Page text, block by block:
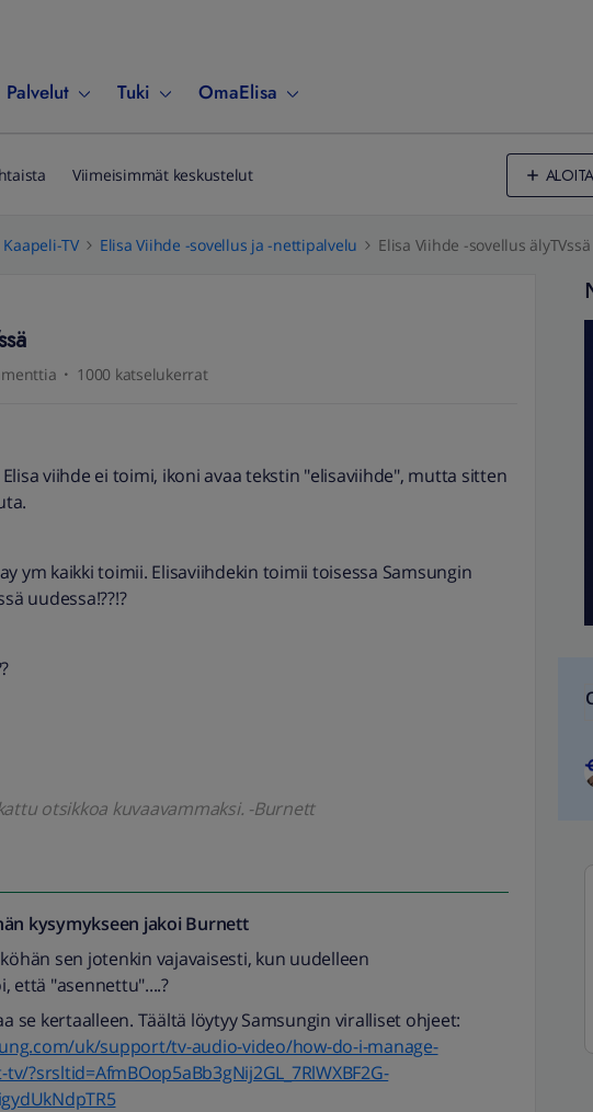
Palvelut Tuki OmaElisa
Viimeisimmät keskustelut
TV Elisa Viihde -sovellus ja -nettipalvelu Elisa Viihde -sovellus älyTVssä
1000 katselukerrat
viihde ei toimi, ikoni avaa tekstin "elisaviihde", mutta sitten
ym kaikki toimii. Elisaviihdekin toimii toisessa Samsungin
uudessa!??!?
otsikkoa kuvaavammaksi. -Burnett
kysymykseen jakoi Burnett
sen jotenkin vajavaisesti, kun uudelleen
että "asennettu"....?
se kertaalleen. Täältä löytyy Samsungin viralliset ohjeet:
uk/support/tv-audio-video/how-do-i-manage-
?srsltid=AfmBOop5aBb3gNij2GL_7RlWXBF2G-